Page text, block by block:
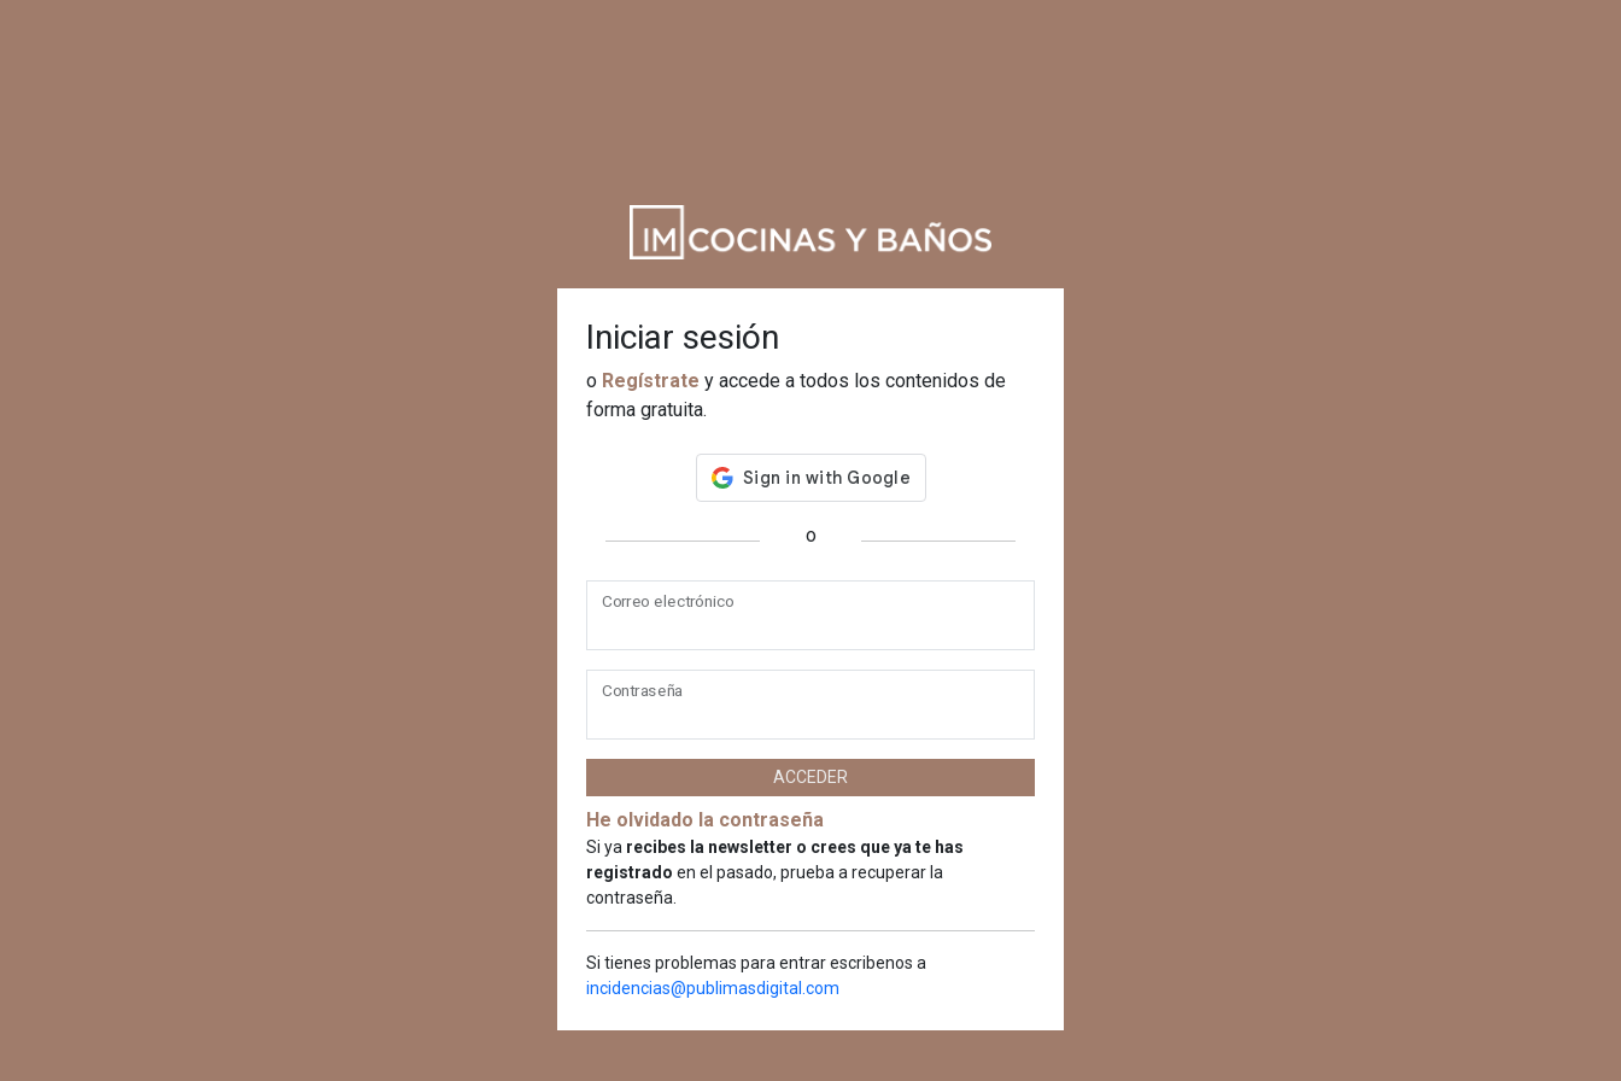
Iniciar sesión
o Regístrate y accede a todos los contenidos de
forma gratuita.
o
Correo electrónico
Contraseña
ACCEDER
He olvidado la contraseña
Si ya recibes la newsletter o crees que ya te has
registrado en el pasado, prueba a recuperar la
contraseña.
Si tienes problemas para entrar escribenos a
incidencias@publimasdigital.com